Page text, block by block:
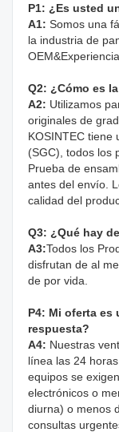
P1: ¿Es usted
A1: Somos una
la industria de
Q2: ¿Cómo es
A2: Utilizamos
originales de
KOSINTEC tiene
(SGC), todos los
Prueba de
antes del envío.
calidad del
Q3: ¿Qué hay
A3:Todos los
disfrutan de al
de por vida.
P4: Mi oferta es
respuesta?
A4: Nuestras
línea las 24
equipos se
electrónicos o
diurna) o menos
consultas